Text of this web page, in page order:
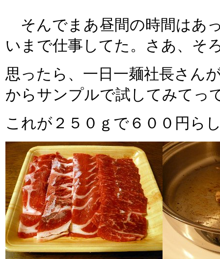
そんでまあ昼間の時間はあ
いまで仕事してた。さあ、そ
思ったら、一日一麺社長さん
からサンプルで試してみてっ
これが２５０ｇで６００円ら